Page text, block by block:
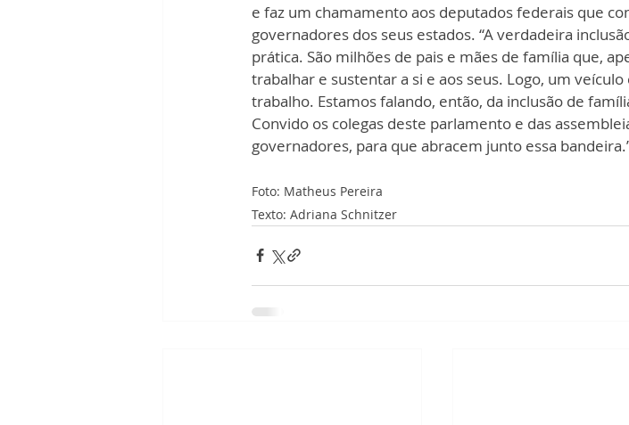
e faz um chamamento aos deputados federais que
governadores dos seus estados. “A verdadeira
prática. São milhões de pais e mães de família que,
trabalhar e sustentar a si e aos seus. Logo, um
trabalho. Estamos falando, então, da inclusão de
Convido os colegas deste parlamento e das
governadores, para que abracem junto essa
Foto: Matheus Pereira
Texto: Adriana Schnitzer